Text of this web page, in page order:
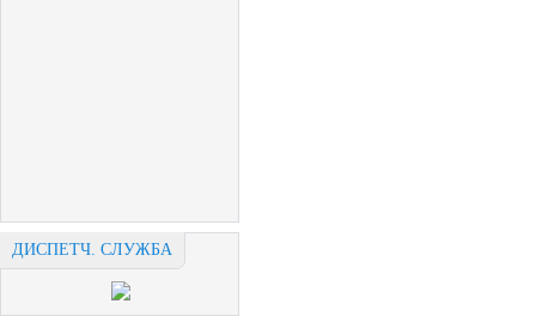
ДИСПЕТЧ. СЛУЖБА